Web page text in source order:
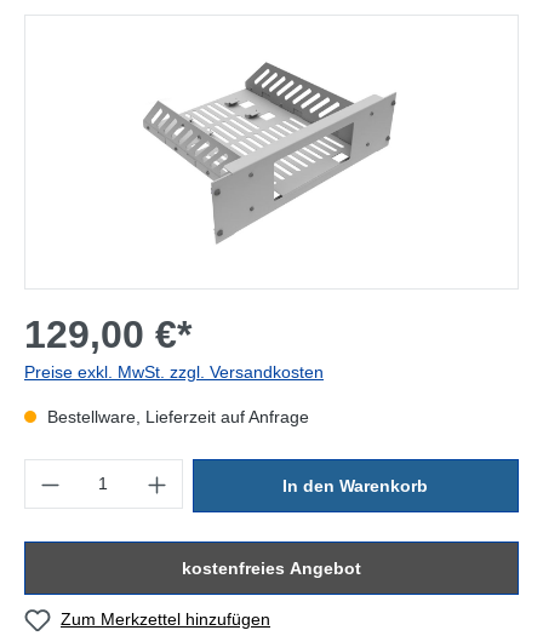
129,00 €*
Preise exkl. MwSt. zzgl. Versandkosten
Bestellware, Lieferzeit auf Anfrage
In den Warenkorb
kostenfreies Angebot
Zum Merkzettel hinzufügen